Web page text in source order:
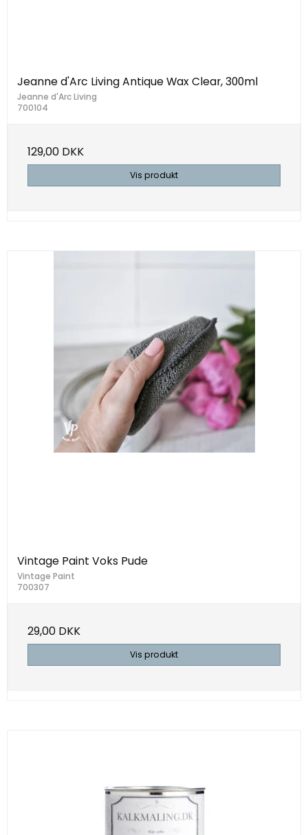
Jeanne d'Arc Living Antique Wax Clear, 300ml
Jeanne d'Arc Living
700104
129,00 DKK
Vis produkt
Vintage Paint Voks Pude
Vintage Paint
700307
29,00 DKK
Vis produkt